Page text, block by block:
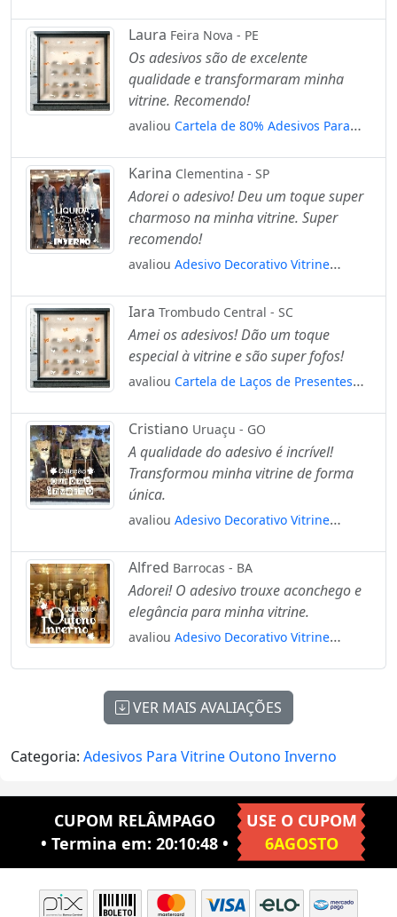
Laura Feira Nova - PE
Os adesivos são de excelente
qualidade e transformaram minha
vitrine. Recomendo!
avaliou Cartela de 80% Adesivos Para
Karina Clementina - SP
Adorei o adesivo! Deu um toque super
charmoso na minha vitrine. Super
recomendo!
avaliou Adesivo Decorativo Vitrine
Iara Trombudo Central - SC
Amei os adesivos! Dão um toque
especial à vitrine e são super fofos!
avaliou Cartela de Laços de Presentes
Mod:29
Cristiano Uruaçu - GO
A qualidade do adesivo é incrível!
Transformou minha vitrine de forma
única.
avaliou Adesivo Decorativo Vitrine
Alfred Barrocas - BA
Adorei! O adesivo trouxe aconchego e
elegância para minha vitrine.
avaliou Adesivo Decorativo Vitrine
VER MAIS AVALIAÇÕES
Categoria: Adesivos Para Vitrine Outono Inverno
CUPOM RELÂMPAGO
• Termina em: 20:10:47•
USE O CUPOM
6AGOSTO